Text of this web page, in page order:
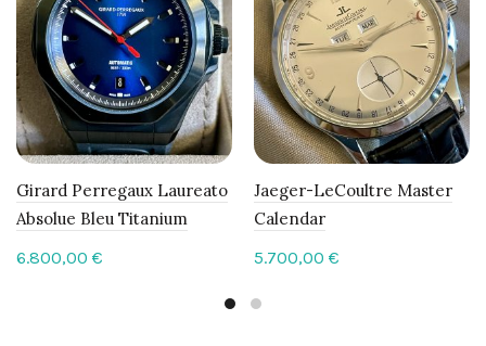
Girard Perregaux Laureato
Absolue Bleu Titanium
6.800,00 €
Jaeger-LeCoultre Master
Calendar
5.700,00 €